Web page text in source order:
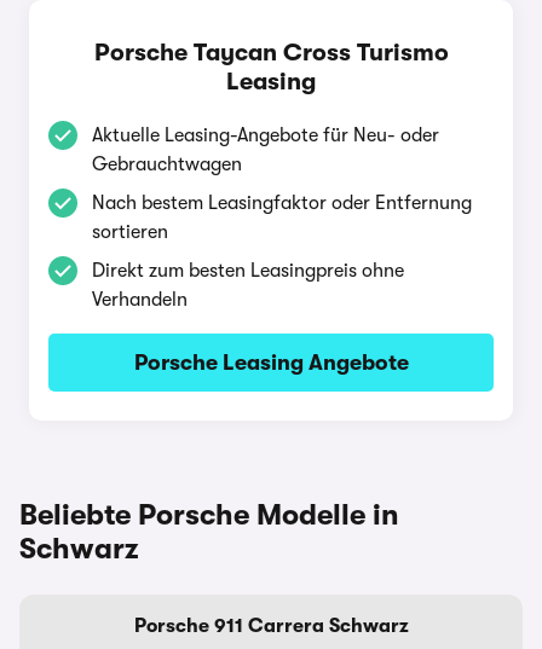
Porsche Taycan Cross Turismo
Leasing
Aktuelle Leasing-Angebote für Neu- oder
Gebrauchtwagen
Nach bestem Leasingfaktor oder Entfernung
sortieren
Direkt zum besten Leasingpreis ohne
Verhandeln
Porsche Leasing Angebote
Beliebte Porsche Modelle in
Schwarz
Porsche 911 Carrera Schwarz